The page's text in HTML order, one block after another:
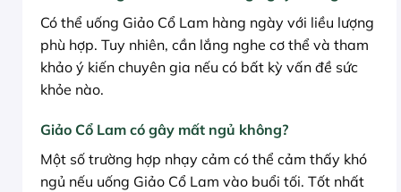
Có thể uống Giảo Cổ Lam hàng ngày với liều lượng
phù hợp. Tuy nhiên, cần lắng nghe cơ thể và tham
khảo ý kiến chuyên gia nếu có bất kỳ vấn đề sức
khỏe nào.
Giảo Cổ Lam có gây mất ngủ không?
Một số trường hợp nhạy cảm có thể cảm thấy khó
ngủ nếu uống Giảo Cổ Lam vào buổi tối. Tốt nhất